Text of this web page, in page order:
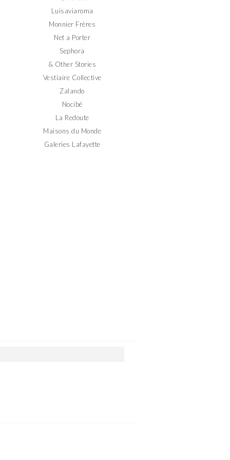
Luisaviaroma
Monnier Frères
Net a Porter
Sephora
& Other Stories
Vestiaire Collective
Zalando
Nocibé
La Redoute
Maisons du Monde
Galeries Lafayette